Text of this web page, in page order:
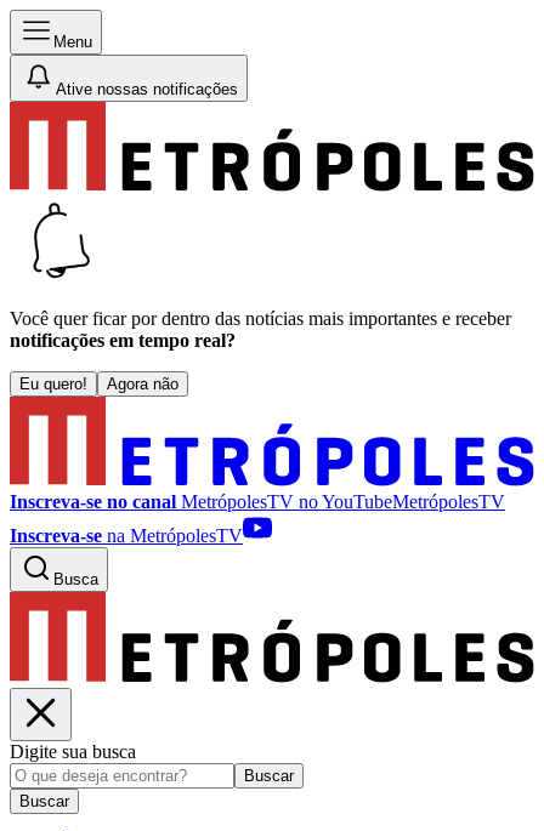
Menu
Ative nossas notificações
Você quer ficar por dentro das notícias mais importantes e receber
notificações em tempo real?
Eu quero! Agora não
Inscreva-se no canal MetrópolesTV noYouTubeMetrópolesTV
Inscreva-se na MetrópolesTV
Busca
Digite sua busca
Buscar
Buscar